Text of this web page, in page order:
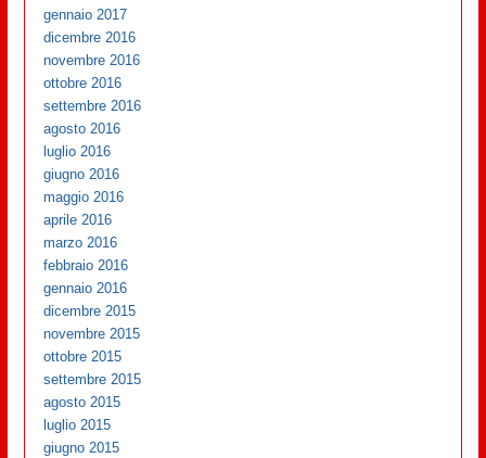
gennaio 2017
dicembre 2016
novembre 2016
ottobre 2016
settembre 2016
agosto 2016
luglio 2016
giugno 2016
maggio 2016
aprile 2016
marzo 2016
febbraio 2016
gennaio 2016
dicembre 2015
novembre 2015
ottobre 2015
settembre 2015
agosto 2015
luglio 2015
giugno 2015